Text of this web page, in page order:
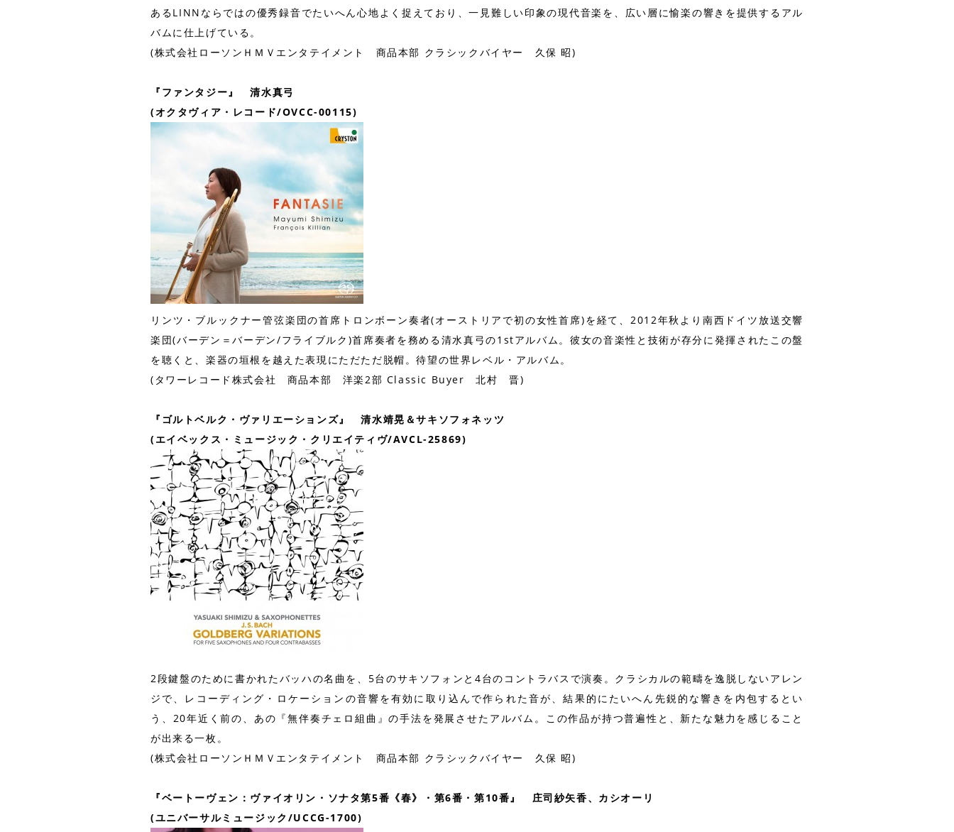
あるLINNならではの優秀録音でたいへん心地よく捉えており、一見難しい印象の現代音楽を、広い層に愉楽の響きを提供するアル
バムに仕上げている。
(株式会社ローソンＨＭＶエンタテイメント 商品本部 クラシックバイヤー 久保 昭)
『ファンタジー』 清水真弓
(オクタヴィア・レコード/OVCC-00115)
リンツ・ブルックナー管弦楽団の首席トロンボーン奏者(オーストリアで初の女性首席)を経て、2012年秋より南西ドイツ放送交響
楽団(バーデン＝バーデン/フライブルク)首席奏者を務める清水真弓の1stアルバム。彼女の音楽性と技術が存分に発揮されたこの盤
を聴くと、楽器の垣根を越えた表現にただただ脱帽。待望の世界レベル・アルバム。
(タワーレコード株式会社 商品本部 洋楽2部 Classic Buyer 北村 晋)
『ゴルトベルク・ヴァリエーションズ』 清水靖晃＆サキソフォネッツ
(エイベックス・ミュージック・クリエイティヴ/AVCL-25869)
2段鍵盤のために書かれたバッハの名曲を、5台のサキソフォンと4台のコントラバスで演奏。クラシカルの範疇を逸脱しないアレン
ジで、レコーディング・ロケーションの音響を有効に取り込んで作られた音が、結果的にたいへん先鋭的な響きを内包するとい
う、20年近く前の、あの『無伴奏チェロ組曲』の手法を発展させたアルバム。この作品が持つ普遍性と、新たな魅力を感じること
が出来る一枚。
(株式会社ローソンＨＭＶエンタテイメント 商品本部 クラシックバイヤー 久保 昭)
『ベートーヴェン：ヴァイオリン・ソナタ第5番《春》・第6番・第10番』 庄司紗矢香、カシオーリ
(ユニバーサルミュージック/UCCG-1700)